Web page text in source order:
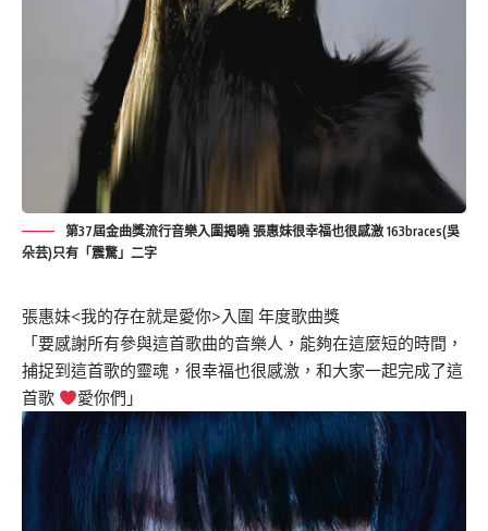
第37屆金曲獎流行音樂入圍揭曉 張惠妹很幸福也很感激 163braces(吳
朵芸)只有「震驚」二字
張惠妹<我的存在就是愛你>入圍 年度歌曲獎
「要感謝所有參與這首歌曲的音樂人，能夠在這麼短的時間，
捕捉到這首歌的靈魂，很幸福也很感激，和大家一起完成了這
首歌
愛你們」